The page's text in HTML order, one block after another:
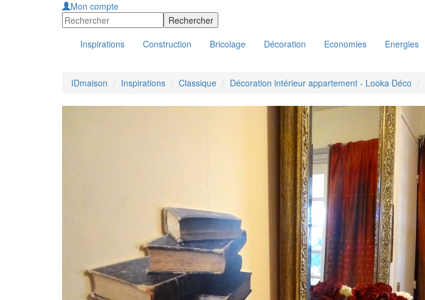
Mon compte
Inspirations Construction Bricolage Décoration Economies Energies
IDmaison Inspirations Classique Décoration intérieur appartement - Looka Déco